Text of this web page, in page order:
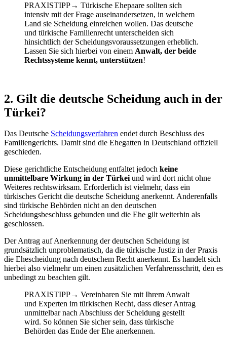
PRAXISTIPP→ Türkische Ehepaare sollten sich
intensiv mit der Frage auseinandersetzen, in welchem
Land sie Scheidung einreichen wollen. Das deutsche
und türkische Familienrecht unterscheiden sich
hinsichtlich der Scheidungsvoraussetzungen erheblich.
Lassen Sie sich hierbei von einem Anwalt, der beide
Rechtssysteme kennt, unterstützen!
2. Gilt die deutsche Scheidung auch in der
Türkei?
Das Deutsche Scheidungsverfahren endet durch Beschluss des
Familiengerichts. Damit sind die Ehegatten in Deutschland offiziell
geschieden.
Diese gerichtliche Entscheidung entfaltet jedoch keine
unmittelbare Wirkung in der Türkeiund wird dort nicht ohne
Weiteres rechtswirksam. Erforderlich ist vielmehr, dass ein
türkisches Gericht die deutsche Scheidung anerkennt. Anderenfalls
sind türkische Behörden nicht an den deutschen
Scheidungsbeschluss gebunden und die Ehe gilt weiterhin als
geschlossen.
Der Antrag auf Anerkennung der deutschen Scheidung ist
grundsätzlich unproblematisch, da die türkische Justiz in der Praxis
die Ehescheidung nach deutschem Recht anerkennt. Es handelt sich
hierbei also vielmehr um einen zusätzlichen Verfahrensschritt, den es
unbedingt zu beachten gilt.
PRAXISTIPP→ Vereinbaren Sie mit Ihrem Anwalt
und Experten im türkischen Recht, dass dieser Antrag
unmittelbar nach Abschluss der Scheidung gestellt
wird. So können Sie sicher sein, dass türkische
Behörden das Ende der Ehe anerkennen.